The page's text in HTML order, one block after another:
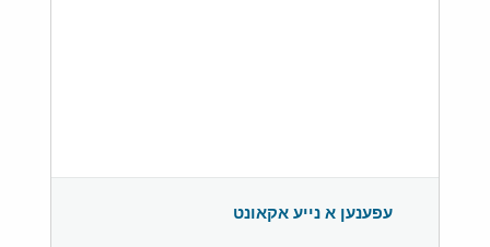
עפענען א נייע אקאונט